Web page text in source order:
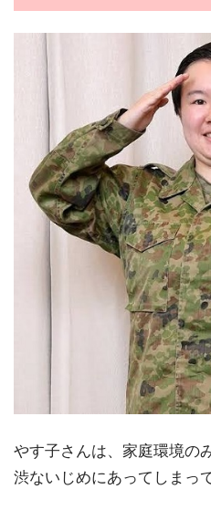
やす子さんは、家庭環境の
渋ないじめにあってしまっ